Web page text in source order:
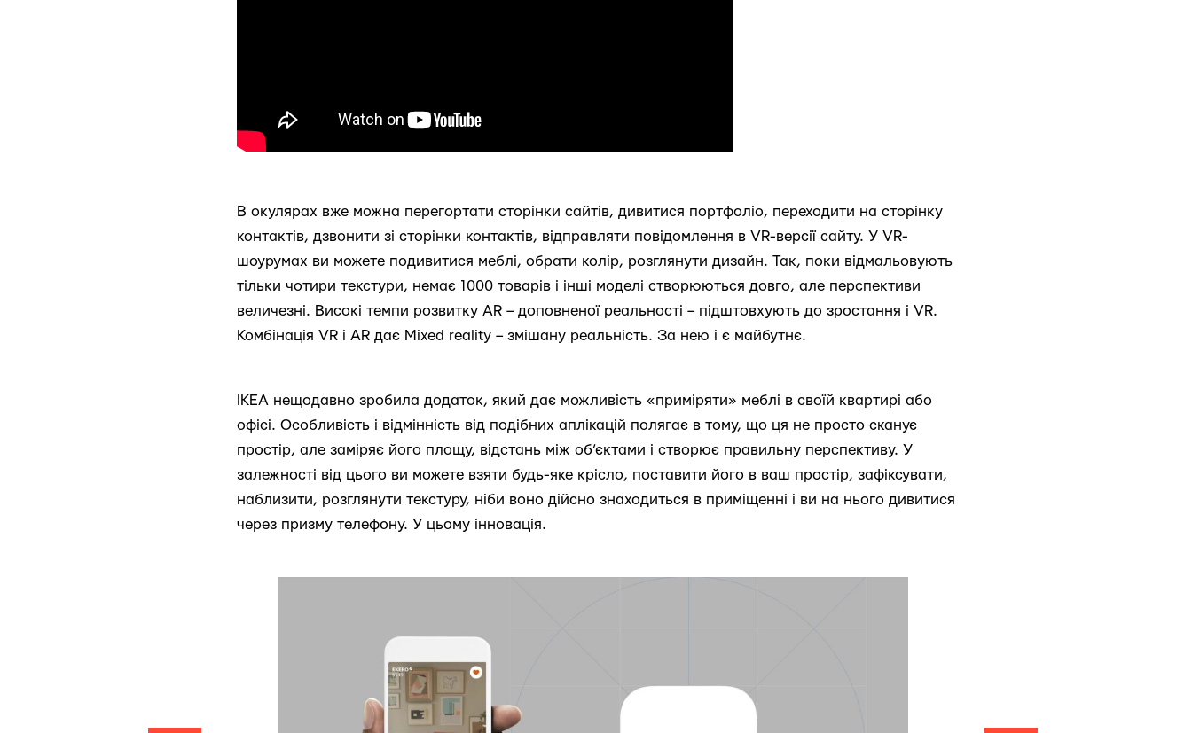
В окулярах вже можна перегортати сторінки сайтів, дивитися портфоліо, переходити на сторінку
контактів, дзвонити зі сторінки контактів, відправляти повідомлення в VR-версії сайту. У VR-
шоурумах ви можете подивитися меблі, обрати колір, розглянути дизайн. Так, поки відмальовують
тільки чотири текстури, немає 1000 товарів і інші моделі створюються довго, але перспективи
величезні. Високі темпи розвитку AR – доповненої реальності – підштовхують до зростання і VR.
Комбінація VR і AR дає Mixed reality – змішану реальність. За нею і є майбутнє.
IKEA нещодавно зробила додаток, який дає можливість «приміряти» меблі в своїй квартирі або
офісі. Особливість і відмінність від подібних аплікацій полягає в тому, що ця не просто сканує
простір, але заміряє його площу, відстань між об’єктами і створює правильну перспективу. У
залежності від цього ви можете взяти будь-яке крісло, поставити його в ваш простір, зафіксувати,
наблизити, розглянути текстуру, ніби воно дійсно знаходиться в приміщенні і ви на нього дивитися
через призму телефону. У цьому інновація.